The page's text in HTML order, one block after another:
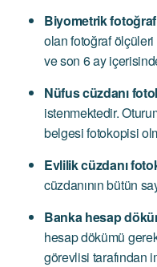
Biyometrik
olan fotoğraf
ve son 6 ay
Nüfus cüzdanı
istenmektedir.
belgesi fotokopisi
Evlilik cüzdanı
cüzdanının bütün
Banka hesap
hesap dökümü
görevlisi tarafından